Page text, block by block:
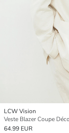
LCW Vision
Veste Blazer Coupe
64.99 EUR